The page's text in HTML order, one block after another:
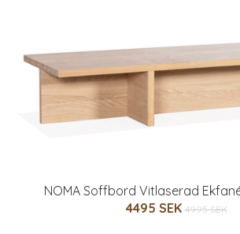
NOMA Soffbord Vitlaserad
4495 SEK 4995 SEK